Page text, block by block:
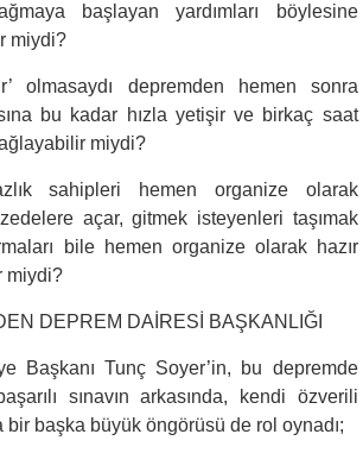
başlayan yardımları böylesine
miydi?
olmasaydı depremden hemen sonra
bu kadar hızla yetişir ve birkaç saat
miydi?
sahipleri hemen organize olarak
açar, gitmek isteyenleri taşımak
bile hemen organize olarak hazır
miydi?
DEPREM DAİRESİ BAŞKANLIĞI
Başkanı Tunç Soyer’in, bu depremde
sınavın arkasında, kendi özverili
bir başka büyük öngörüsü de rol oynadı;